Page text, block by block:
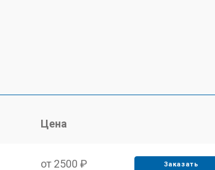
Цена
от 2500 ₽ Заказать